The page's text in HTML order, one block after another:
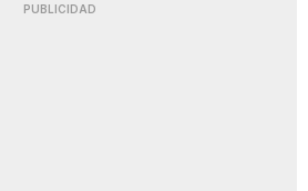
PUBLICIDAD